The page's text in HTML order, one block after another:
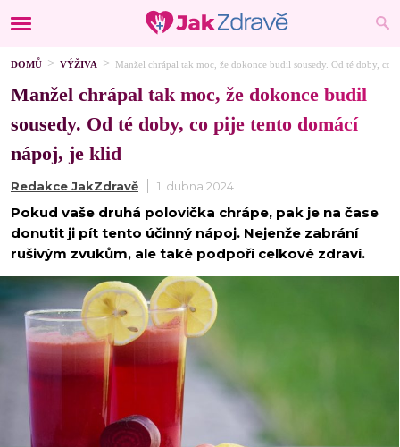
DOMŮ VÝŽIVA Manžel chrápal tak moc, že dokonce budil sousedy. Od té doby, co
Manžel chrápal tak moc, že dokonce budil
sousedy. Od té doby, co pije tento domácí
nápoj, je klid
Redakce JakZdravě 1. dubna 2024
Pokud vaše druhá polovička chrápe, pak je na čase
donutit ji pít tento účinný nápoj. Nejenže zabrání
rušivým zvukům, ale také podpoří celkové zdraví.